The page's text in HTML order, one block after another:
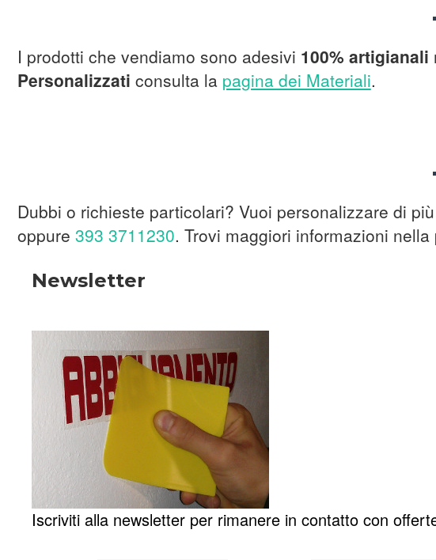
I prodotti che vendiamo sono adesivi 100% artigianali
Personalizzati consulta la pagina dei Materiali.
Dubbi o richieste particolari? Vuoi personalizzare di
oppure 393 3711230. Trovi maggiori informazioni nella
Newsletter
Iscriviti alla newsletter per rimanere in contatto con